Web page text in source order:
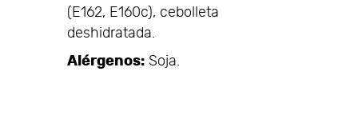
(E162, E160c), cebolleta
deshidratada.
Alérgenos:Soja.